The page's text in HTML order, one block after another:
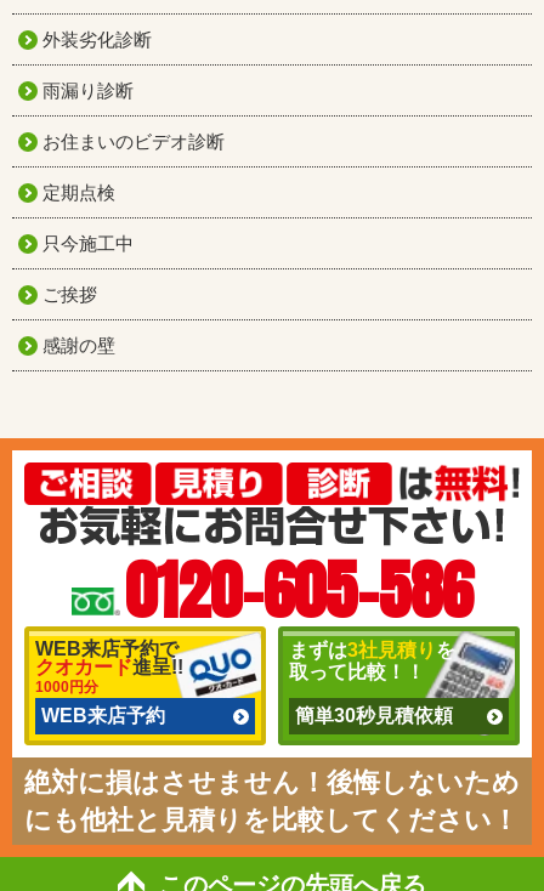
外装劣化診断
雨漏り診断
お住まいのビデオ診断
定期点検
只今施工中
ご挨拶
感謝の壁
0120-605-586
WEB来店予約で
クオカード進呈!!
1000円分
WEB来店予約
まずは3社見積り を
取って比較！！
簡単30秒見積依頼
絶対に損はさせません！後悔しないため
にも他社と見積りを比較してください！
このページの先頭へ戻る